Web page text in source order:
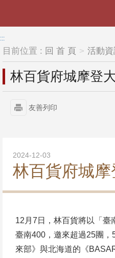
:::
目前位置 : 回 首 頁 活動
林百貨府城摩登
友善列印
2024-12-03
林百貨府城
12月7日，林百貨將以「臺
臺南400，邀來超過25團
來部》與北海道的《